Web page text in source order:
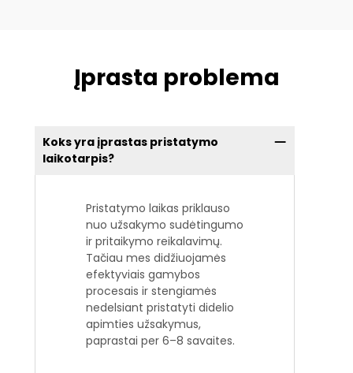
Įprasta problema
Koks yra įprastas pristatymo
laikotarpis?
Pristatymo laikas priklauso
nuo užsakymo sudėtingumo
ir pritaikymo reikalavimų.
Tačiau mes didžiuojamės
efektyviais gamybos
procesais ir stengiamės
nedelsiant pristatyti didelio
apimties užsakymus,
paprastai per 6–8 savaites.